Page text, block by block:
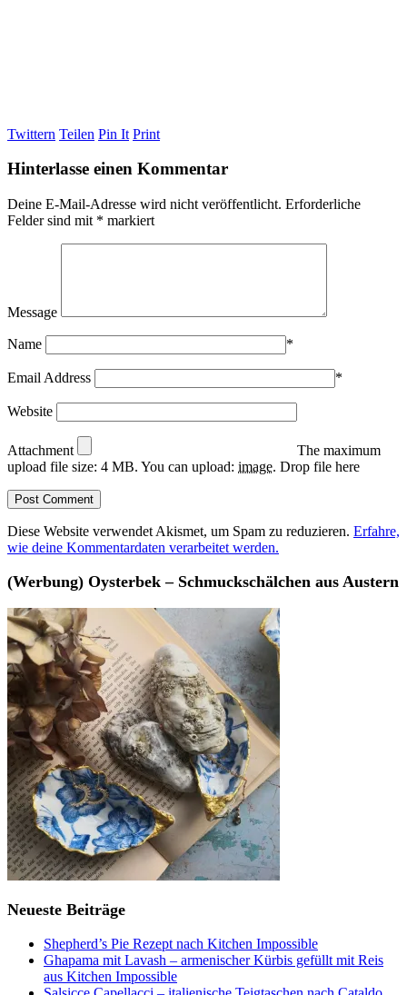
Twittern Teilen Pin It Print
Hinterlasse einen Kommentar
Deine E-Mail-Adresse wird nicht veröffentlicht. Erforderliche
Felder sind mit * markiert
Message
Name *
Email Address *
Website
Attachment
The maximum
upload file size: 4 MB. You can upload: image. Drop file here
Diese Website verwendet Akismet, um Spam zu reduzieren. Erfahre,
wie deine Kommentardaten verarbeitet werden.
(Werbung) Oysterbek – Schmuckschälchen aus Austern
Neueste Beiträge
Shepherd’s Pie Rezept nach Kitchen Impossible
Ghapama mit Lavash – armenischer Kürbis gefüllt mit Reis
aus Kitchen Impossible